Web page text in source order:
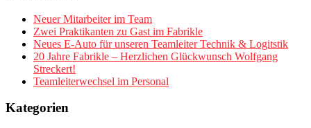
Neuer Mitarbeiter im Team
Zwei Praktikanten zu Gast im Fabrikle
Neues E-Auto für unseren Teamleiter Technik & Logitstik
20 Jahre Fabrikle – Herzlichen Glückwunsch Wolfgang
Streckert!
Teamleiterwechsel im Personal
Kategorien